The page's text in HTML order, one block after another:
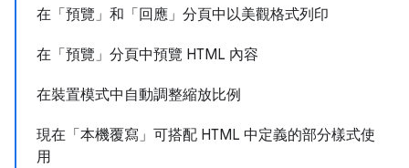
在「預覽」和「回應」分頁中以美觀格式列印
在「預覽」分頁中預覽 HTML 內容
在裝置模式中自動調整縮放比例
現在「本機覆寫」可搭配 HTML 中定義的部分樣式使
用